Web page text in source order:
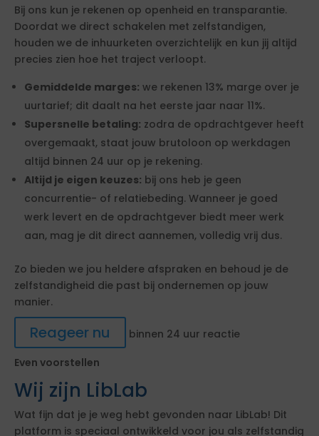
Bij ons kun je rekenen op openheid en transparantie.
Doordat we direct schakelen met zelfstandigen,
houden we de inhuurketen overzichtelijk en kun jij altijd
precies zien hoe het traject verloopt.
Gemiddelde marges: we rekenen 13% marge over je
uurtarief; dit daalt na het eerste jaar naar 11%.
Supersnelle betaling: zodra de opdrachtgever heeft
overgemaakt, staat jouw brutoloon op werkdagen
altijd binnen 24 uur op je rekening.
Altijd je eigen keuzes: bij ons heb je geen
concurrentie- of relatiebeding. Wanneer je goed
werk levert en de opdrachtgever biedt meer werk
aan, mag je dit direct aannemen, volledig vrij dus.
Zo bieden we jou heldere afspraken en behoud je de
zelfstandigheid die past bij ondernemen op jouw
manier.
Reageer nu
binnen 24 uur reactie
Even voorstellen
Wij zijn LibLab
Wat fijn dat je je weg hebt gevonden naar LibLab! Dit
platform is speciaal ontwikkeld voor jou als zelfstandig